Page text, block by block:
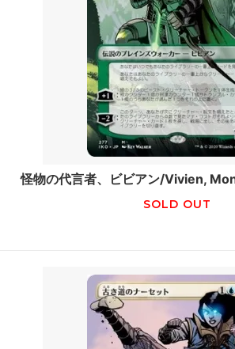
怪物の代言者、ビビアン/Vivien,
SOLD OUT